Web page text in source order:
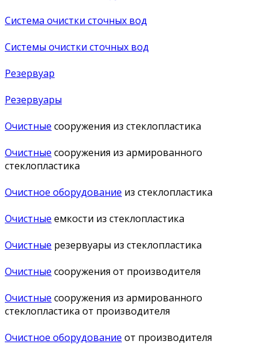
Система очистки сточных вод
Системы очистки сточных вод
Резервуар
Резервуары
Очистные сооружения из стеклопластика
Очистные сооружения из армированного
стеклопластика
Очистное оборудование из стеклопластика
Очистные емкости из стеклопластика
Очистные резервуары из стеклопластика
Очистные сооружения от производителя
Очистные сооружения из армированного
стеклопластика от производителя
Очистное оборудование от производителя